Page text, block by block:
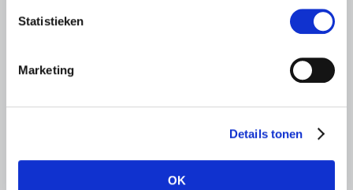
Statistieken
Marketing
Details tonen
OK
LTO LOBBY
bezoekt melkveehouderij in